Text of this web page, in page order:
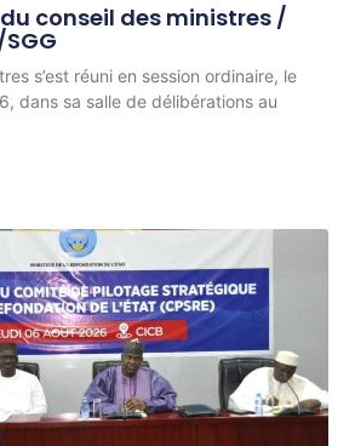
conseil des ministres /
s’est réuni en session ordinaire, le
dans sa salle de délibérations au